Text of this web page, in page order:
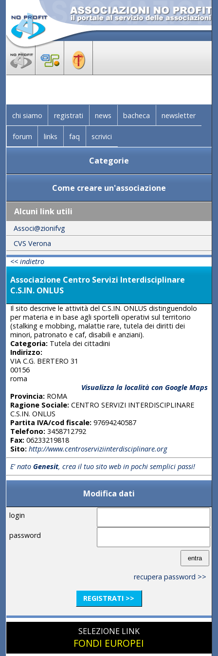
chi siamo registrati news bacheca newsletter
forum links faq scrivici
Categorie
Come creare un'associazione
Alcuni link utili
Associ@zionifvg
CVS Verona
<< indietro
Associazione Centro Servizi Interdisciplinare
C.S.IN. ONLUS
Il sito descrive le attività del C.S.IN. ONLUS distinguendolo
per materia e in base agli sportelli operativi sul territorio
(stalking e mobbing, malattie rare, tutela dei diritti dei
minori, patronato e caf, disabili e anziani).
Categoria:Tutela dei cittadini
Indirizzo:
VIA C.G. BERTERO 31
00156
roma
Visualizza la località con Google Maps
Provincia:ROMA
Ragione Sociale:CENTRO SERVIZI INTERDISCIPLINARE
C.S.IN. ONLUS
Partita IVA/cod fiscale:97694240587
Telefono:3458712792
Fax:06233219818
Sito: http://www.centroserviziinterdisciplinare.org
E' nato Genesit, crea il tuo sito web in pochi semplici passi!
Modifica dati
login
password
recupera password >>
REGISTRATI >>
SELEZIONE LINK
FONDI EUROPEI